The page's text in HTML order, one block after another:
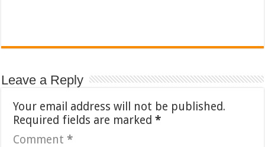
Leave a Reply
Your email address will not be published.
Required fields are marked*
Comment*